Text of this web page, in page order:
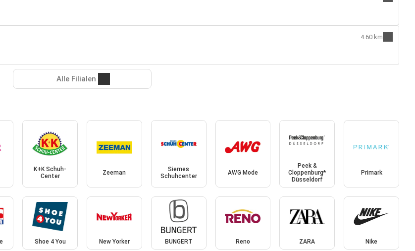
4.60 km
Alle Filialen
K+K Schuh-
Center
Zeeman
Siemes
Schuhcenter
AWG Mode
Peek &
Cloppenburg*
Düsseldorf
Primark
Shoe 4 You New Yorker BUNGERT Reno ZARA Nike